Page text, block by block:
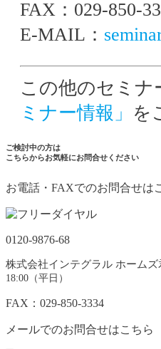
FAX：029-850-
E-MAIL：
この他のセミナ
ミナー情報」
を
ご検討中の方は
こちらからお気軽にお問合せください
お電話・FAXでのお問合せは
0120-9876-68
株式会社インテグラル ホームズ
18:00（平日）
FAX：029-850-3334
メールでのお問合せはこちら